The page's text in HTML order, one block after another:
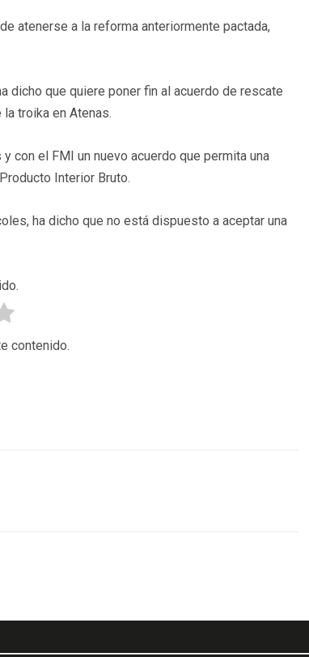
atenerse a la reforma anteriormente pactada,
dicho que quiere poner fin al acuerdo de rescate
troika en Atenas.
con el FMI un nuevo acuerdo que permita una
Interior Bruto.
ha dicho que no está dispuesto a aceptar una
contenido.